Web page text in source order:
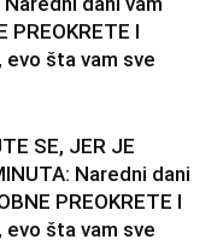
PREOKRETE I
evo šta vam sve
SE, JER JE
Naredni dani
PREOKRETE I
evo šta vam sve